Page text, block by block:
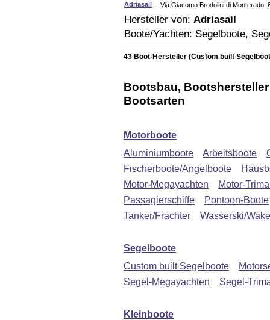
Adriasail - Via Giacomo Brodolini di Monterado,
Hersteller von: Adriasail
Boote/Yachten: Segelboote,
43 Boot-Hersteller (Custom built
Bootsbau,
Bootsarten
Motorboote
Aluminiumboote
Arbeitsboote
Fischerboote/Angelboote
Motor-Megayachten
Motor-
Passagierschiffe
Pontoon-Boote
Tanker/Frachter
Wasserski/
Segelboote
Custom built Segelboote
Segel-Megayachten
Segel-
Kleinboote